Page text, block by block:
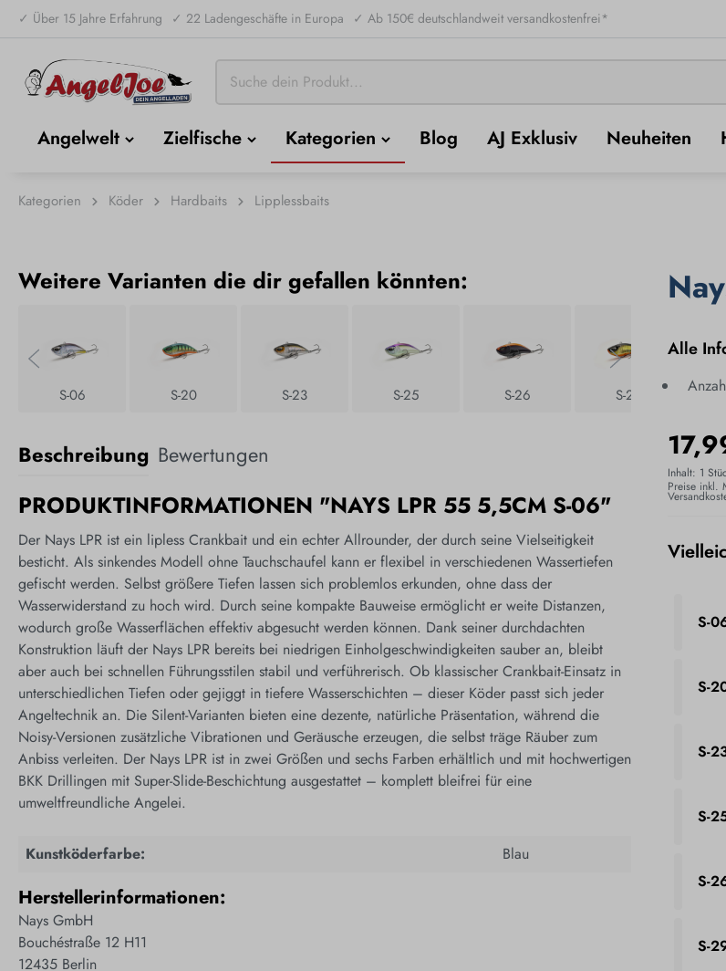
✓ Über 15 Jahre Erfahrung ✓ 22 Ladengeschäfte in Europa ✓ Ab 150€ deutschlandweit versandkostenfrei*
Angelwelt Zielfische Kategorien Blog AJ Exklusiv Neuheiten
Kategorien Köder Hardbaits Lipplessbaits
Weitere Varianten die dir gefallen könnten:
S-06 S-20 S-23 S-25 S-26 S-29
Beschreibung Bewertungen
PRODUKTINFORMATIONEN "NAYS LPR 55 5,5CM S-06"
Der Nays LPR ist ein lipless Crankbait und ein echter Allrounder, der durch seine Vielseitigkeit
besticht. Als sinkendes Modell ohne Tauchschaufel kann er flexibel in verschiedenen Wassertiefen
gefischt werden. Selbst größere Tiefen lassen sich problemlos erkunden, ohne dass der
Wasserwiderstand zu hoch wird. Durch seine kompakte Bauweise ermöglicht er weite Distanzen,
wodurch große Wasserflächen effektiv abgesucht werden können. Dank seiner durchdachten
Konstruktion läuft der Nays LPR bereits bei niedrigen Einholgeschwindigkeiten sauber an, bleibt
aber auch bei schnellen Führungsstilen stabil und verführerisch. Ob klassischer Crankbait-Einsatz in
unterschiedlichen Tiefen oder gejiggt in tiefere Wasserschichten – dieser Köder passt sich jeder
Angeltechnik an. Die Silent-Varianten bieten eine dezente, natürliche Präsentation, während die
Noisy-Versionen zusätzliche Vibrationen und Geräusche erzeugen, die selbst träge Räuber zum
Anbiss verleiten. Der Nays LPR ist in zwei Größen und sechs Farben erhältlich und mit hochwertigen
BKK Drillingen mit Super-Slide-Beschichtung ausgestattet – komplett bleifrei für eine
umweltfreundliche Angelei.
Kunstköderfarbe: Blau
Herstellerinformationen:
Nays GmbH
Bouchéstraße 12 H11
12435 Berlin
Alle
Inhalt: 1
Preise inkl.
S-
S-
S-
S-
S-
S-